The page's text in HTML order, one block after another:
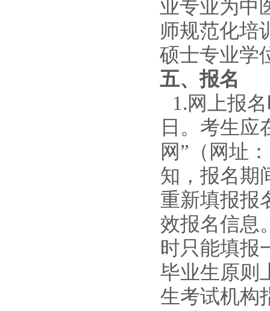
业专业为中
师规范化培
硕士专业学
五、报名
1.网上报
日 。 考生应
网”（ 网址：
知，报名期
重新填报报
效报名信息
时只能填报
毕业生原则
生考试机构